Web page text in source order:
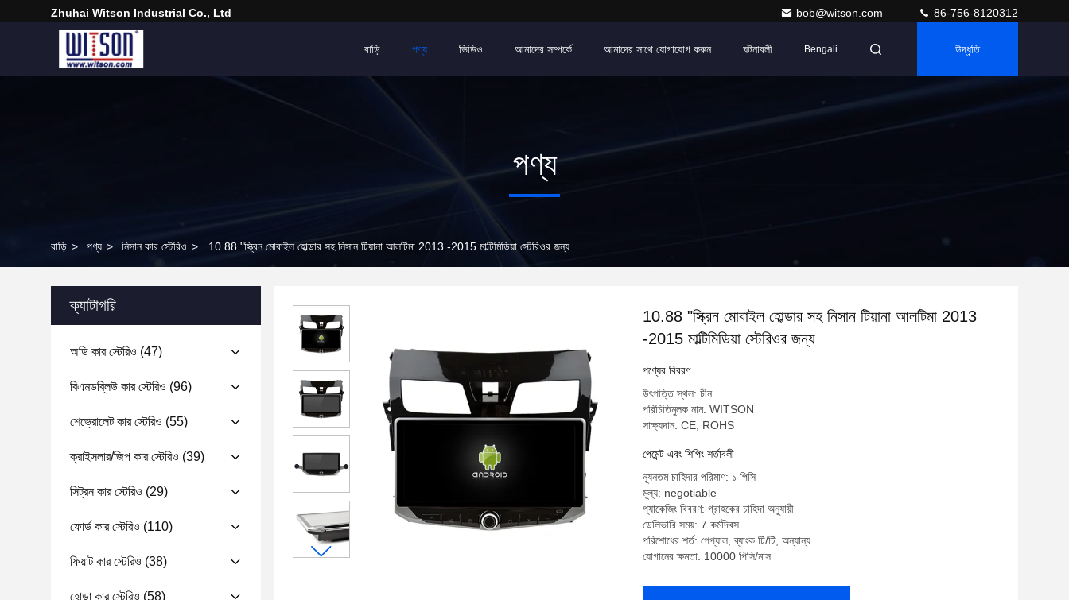
Zhuhai Witson Industrial Co., Ltd bob@witson.com 86-756-8120312
বাড়ি পণ্য ভিডিও আমাদের সম্পর্কে আমাদের সাথে যোগাযোগ করুন ঘটনাবলী Bengali উদ্ধৃতি
পণ্য
বাড়ি > পণ্য > নিসান কার স্টেরিও > 10.88 "স্ক্রিন মোবাইল হোল্ডার সহ নিসান টিয়ানা আলটিমা 2013 -2015 মাল্টিমিডিয়া স্টেরিওর জন্য
ক্যাটাগরি
অডি কার স্টেরিও (47)
বিএমডব্লিউ কার স্টেরিও (96)
শেভ্রোলেট কার স্টেরিও (55)
ক্রাইসলার/জিপ কার স্টেরিও (39)
সিট্রন কার স্টেরিও (29)
ফোর্ড কার স্টেরিও (110)
ফিয়াট কার স্টেরিও (38)
হোন্ডা কার স্টেরিও (58)
10.88 "স্ক্রিন মোবাইল হোল্ডার সহ নিসান টিয়ানা আলটিমা 2013
-2015 মাল্টিমিডিয়া স্টেরিওর জন্য
পণ্যের বিবরণ
উৎপত্তি স্থল: চীন
পরিচিতিমুলক নাম: WITSON
সাক্ষ্যদান: CE, ROHS
পেমেন্ট এবং শিপিং শর্তাবলী
ন্যূনতম চাহিদার পরিমাণ: ১ পিসি
মূল্য: negotiable
প্যাকেজিং বিবরণ: গ্রাহকের চাহিদা অনুযায়ী
ডেলিভারি সময়: 7 কর্মদিবস
পরিশোধের শর্ত: পেপ্যাল, ব্যাংক টি/টি, অন্যান্য
যোগানের ক্ষমতা: 10000 পিসি/মাস